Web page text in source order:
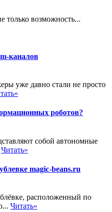
возможность...
каналов
уже давно стали не просто
роботов?
собой автономные
Читать»
magic-beans.ru
расположенный по
Читать»